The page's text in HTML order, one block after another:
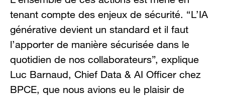
tenant compte des enjeux de sécurité. “L’IA
générative devient un standard et il faut
l’apporter de manière sécurisée dans le
quotidien de nos collaborateurs”, explique
Luc Barnaud, Chief Data & AI Officer chez
BPCE, que nous avions eu le plaisir de